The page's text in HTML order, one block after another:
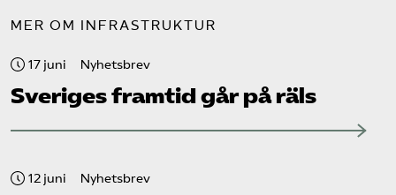
MER OM INFRASTRUKTUR
17 juni Nyhetsbrev
Sveriges framtid går på räls
12 juni Nyhetsbrev